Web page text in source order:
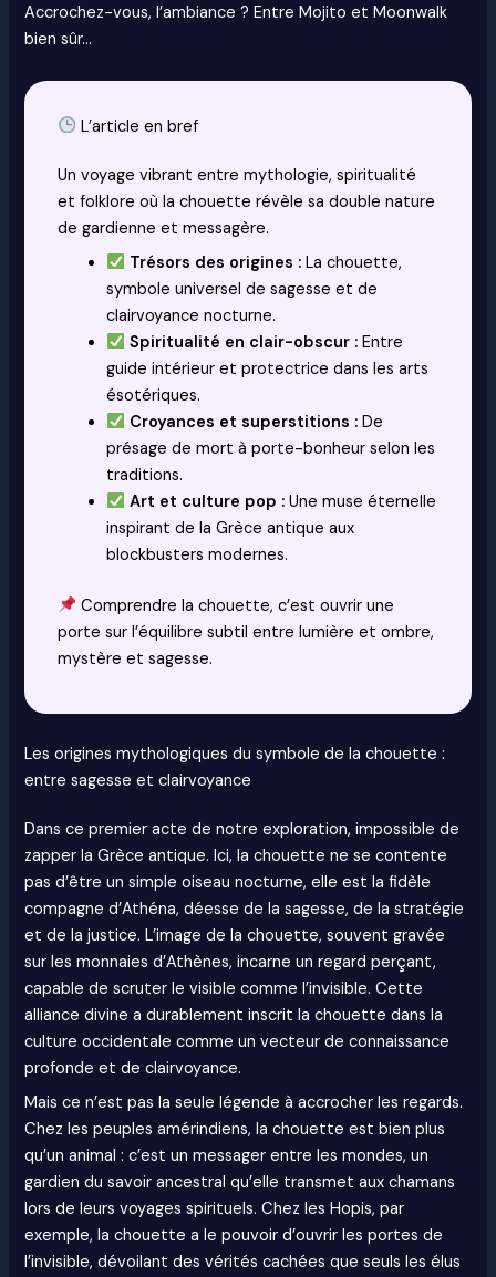
Accrochez-vous, l’ambiance ? Entre Mojito et Moonwalk
bien sûr…
L’article en bref
Un voyage vibrant entre mythologie, spiritualité
et folklore où la chouette révèle sa double nature
de gardienne et messagère.
Trésors des origines :La chouette,
symbole universel de sagesse et de
clairvoyance nocturne.
Spiritualité en clair-obscur :Entre
guide intérieur et protectrice dans les arts
ésotériques.
Croyances et superstitions :De
présage de mort à porte-bonheur selon les
traditions.
Art et culture pop :Une muse éternelle
inspirant de la Grèce antique aux
blockbusters modernes.
Comprendre la chouette, c’est ouvrir une
porte sur l’équilibre subtil entre lumière et ombre,
mystère et sagesse.
Les origines mythologiques du symbole de la chouette :
entre sagesse et clairvoyance
Dans ce premier acte de notre exploration, impossible de
zapper la Grèce antique. Ici, la chouette ne se contente
pas d’être un simple oiseau nocturne, elle est la fidèle
compagne d’Athéna, déesse de la sagesse, de la stratégie
et de la justice. L’image de la chouette, souvent gravée
sur les monnaies d’Athènes, incarne un regard perçant,
capable de scruter le visible comme l’invisible. Cette
alliance divine a durablement inscrit la chouette dans la
culture occidentale comme un vecteur de connaissance
profonde et de clairvoyance.
Mais ce n’est pas la seule légende à accrocher les regards.
Chez les peuples amérindiens, la chouette est bien plus
qu’un animal : c’est un messager entre les mondes, un
gardien du savoir ancestral qu’elle transmet aux chamans
lors de leurs voyages spirituels. Chez les Hopis, par
exemple, la chouette a le pouvoir d’ouvrir les portes de
l’invisible, dévoilant des vérités cachées que seuls les élus